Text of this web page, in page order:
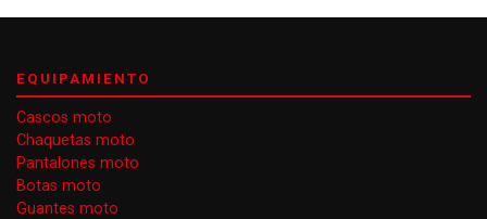
EQUIPAMIENTO
Cascos moto
Chaquetas moto
Pantalones moto
Botas moto
Guantes moto